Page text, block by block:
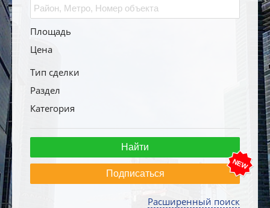
Площадь
Цена
Тип сделки
Раздел
Категория
Подписаться
Расширенный поиск